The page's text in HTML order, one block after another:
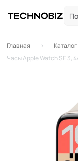
Главная
Каталог